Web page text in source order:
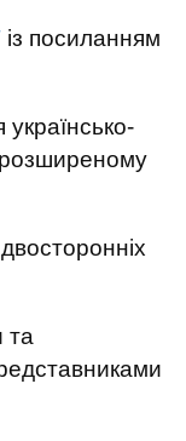
із посиланням
українсько-
та